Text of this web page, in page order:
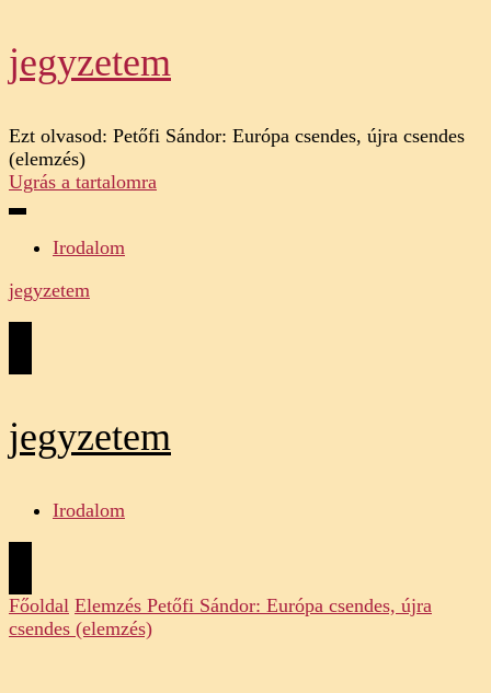
jegyzetem
Ezt olvasod: Petőfi Sándor: Európa csendes, újra csendes
(elemzés)
Ugrás a tartalomra
Irodalom
jegyzetem
jegyzetem
Irodalom
Főoldal Elemzés Petőfi Sándor: Európa csendes, újra
csendes (elemzés)